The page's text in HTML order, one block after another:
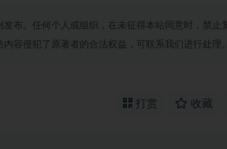
布。任何个人或组织，在未征得本站同意时，禁止
容侵犯了原著者的合法权益，可联系我们进行处理。
打赏 收藏